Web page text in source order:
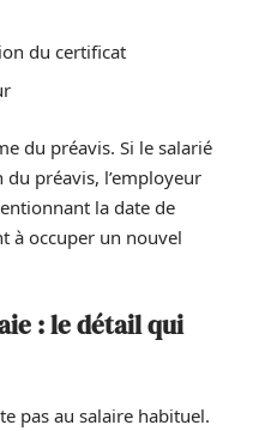
du certificat
du préavis. Si le salarié
préavis, l’employeur
la date de
à occuper un nouvel
: le détail qui
pas au salaire habituel.